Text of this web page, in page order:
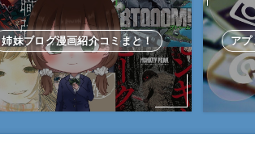
姉妹ブログ漫画紹介コミまと！ アプ